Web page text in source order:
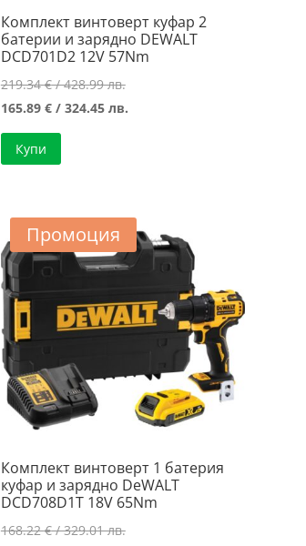
Комплект винтоверт куфар 2
батерии и зарядно DEWALT
DCD701D2 12V 57Nm
219.34€/ 428.99 лв.Original
price
165.89 €/ 324.45 лв.Текущата
324.45 лв..
Купи
Промоция
Комплект винтоверт 1 батерия
куфар и зарядно DeWALT
DCD708D1T 18V 65Nm
168.22€/ 329.01 лв.Original